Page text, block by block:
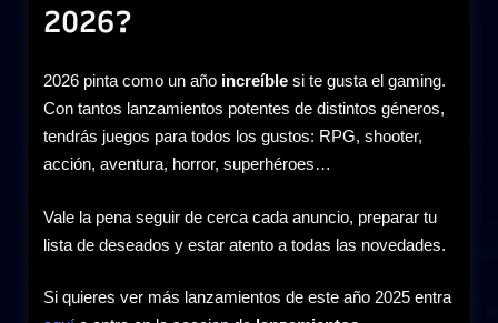
2026?
2026 pinta como un año increíble si te gusta el gaming.
Con tantos lanzamientos potentes de distintos géneros,
tendrás juegos para todos los gustos: RPG, shooter,
acción, aventura, horror, superhéroes…
Vale la pena seguir de cerca cada anuncio, preparar tu
lista de deseados y estar atento a todas las novedades.
Si quieres ver más lanzamientos de este año 2025 entra